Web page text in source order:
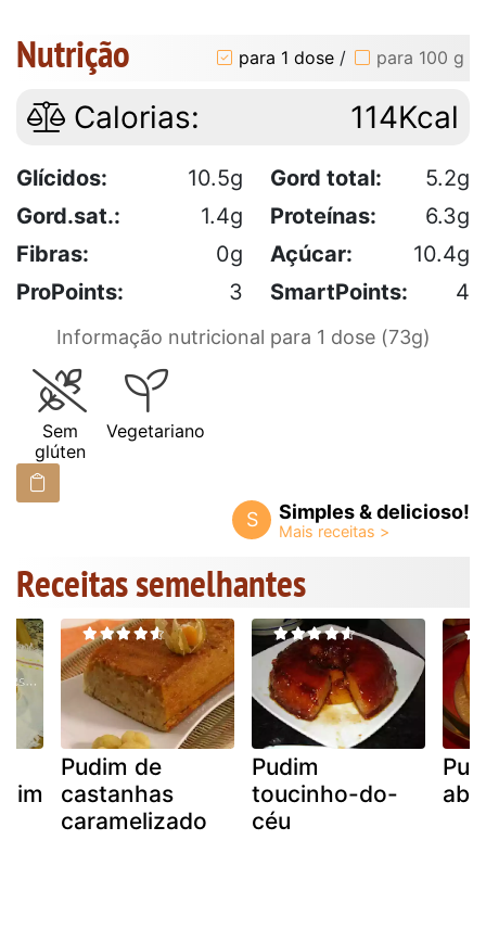
Nutrição para 1 dose / para 100 g
Calorias: 114Kcal
Glícidos: 10.5g Gord total:
5.2g
Gord.sat.:
1.4g Proteínas:
6.3g
Fibras:
0g Açúcar:
10.4g
ProPoints:
3 SmartPoints: 4
Informação nutricional para 1 dose (73g)
Sem
glúten
Vegetariano
S Simples & delicioso!
Receitas semelhantes
Pudim de
castanhas
caramelizado
Pudim
toucinho-do-
céu